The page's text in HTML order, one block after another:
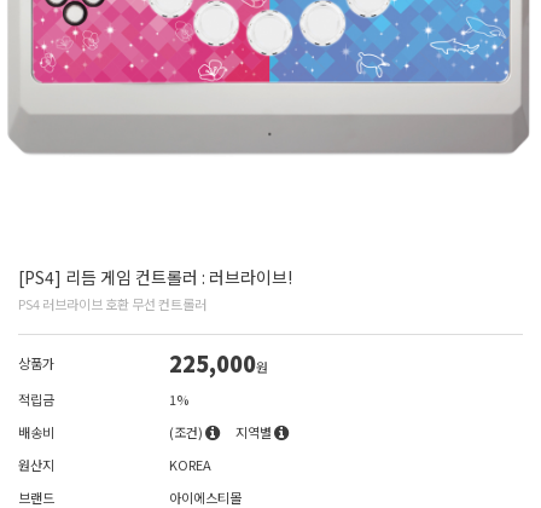
[PS4] 리듬 게임 컨트롤러 : 러브라이브!
PS4 러브라이브 호환 무선 컨트롤러
상품가 225,000원
적립금
1%
배송비
(조건)
지역별
원산지
KOREA
브랜드
아이에스티몰